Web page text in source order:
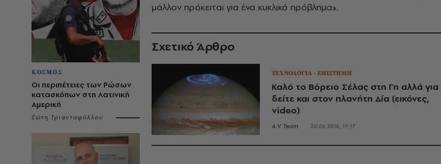
ΚΟΣΜΟΣ
Οι περιπέτειες των Ρώσων
κατασκόπων στη Λατινική
Αμερική
Σώτη Τριανταφύλλου
μάλλον πρόκειται για ένα κυκλικό πρόβλημα».
Σχετικό Άρθρο
ΤΕΧΝΟΛΟΓΙΑ - ΕΠΙΣΤΗΜΗ
Καλό το Βόρειο Σέλας στη Γη αλλά για
δείτε και στον πλανήτη Δία (εικόνες,
video)
A.V. Team 30.06.2016, 19:17